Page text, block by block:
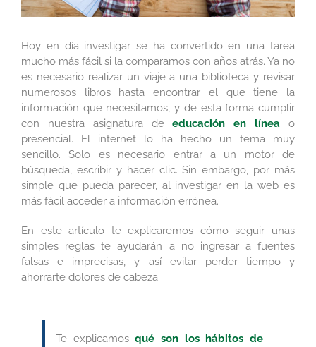
Hoy en día investigar se ha convertido en una tarea
mucho más fácil si la comparamos con años atrás. Ya no
es necesario realizar un viaje a una biblioteca y revisar
numerosos libros hasta encontrar el que tiene la
información que necesitamos, y de esta forma cumplir
con nuestra asignatura deeducación en línea o
presencial. El internet lo ha hecho un tema muy
sencillo. Solo es necesario entrar a un motor de
búsqueda, escribir y hacer clic. Sin embargo, por más
simple que pueda parecer, al investigar en la web es
más fácil acceder a información errónea.
En este artículo te explicaremos cómo seguir unas
simples reglas te ayudarán a no ingresar a fuentes
falsas e imprecisas, y así evitar perder tiempo y
ahorrarte dolores de cabeza.
Te explicamosqué son los hábitos de